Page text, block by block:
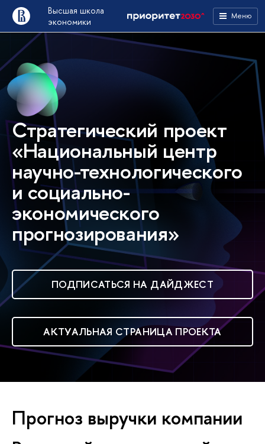
Высшая школа
экономики
Меню
Стратегический проект
«Национальный центр
научно-технологического
и социально-
экономического
прогнозирования»
ПОДПИСАТЬСЯ НА ДАЙДЖЕСТ
АКТУАЛЬНАЯ СТРАНИЦА ПРОЕКТА
Прогноз выручки компании